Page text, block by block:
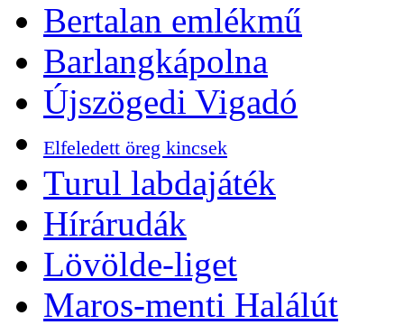
Bertalan emlékmű
Barlangkápolna
Újszögedi Vigadó
Elfeledett öreg kincsek
Turul labdajáték
Hírárudák
Lövölde-liget
Maros-menti Halálút